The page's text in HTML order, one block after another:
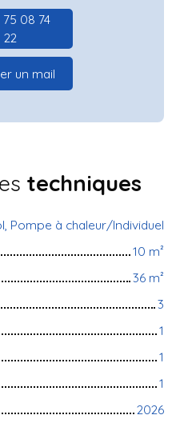
75 08 74
22
un mail
techniques
Pompe à chaleur/Individuel
10 m²
36 m²
3
1
1
1
2026